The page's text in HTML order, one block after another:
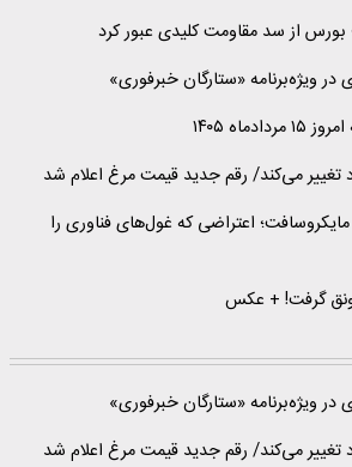
ویژه‌برنامه «ستارگان خبرفوری»
۱۴۰۵
تغییر می‌کند/ رقم جدید قیمت مرغ اعلام شد
اعتراضی که غول‌های فناوری را
گرفت! + عکس
ویژه‌برنامه «ستارگان خبرفوری»
تغییر می‌کند/ رقم جدید قیمت مرغ اعلام شد